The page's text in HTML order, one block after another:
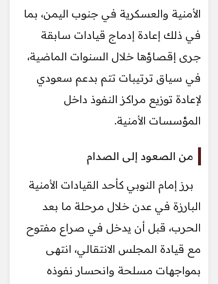
الأمنية والعسكرية في جنوب اليمن، بما
في ذلك إعادة إدماج قيادات سابقة
جرى إقصاؤها خلال السنوات الماضية،
في سياق ترتيبات تتم بدعم سعودي
لإعادة توزيع مراكز النفوذ داخل
المؤسسات الأمنية.
من الصعود إلى الصدام
برز إمام النوبي كأحد القيادات الأمنية
البارزة في عدن خلال مرحلة ما بعد
الحرب، قبل أن يدخل في صراع مفتوح
مع قيادة المجلس الانتقالي، انتهى
بمواجهات مسلحة وانحسار نفوذه